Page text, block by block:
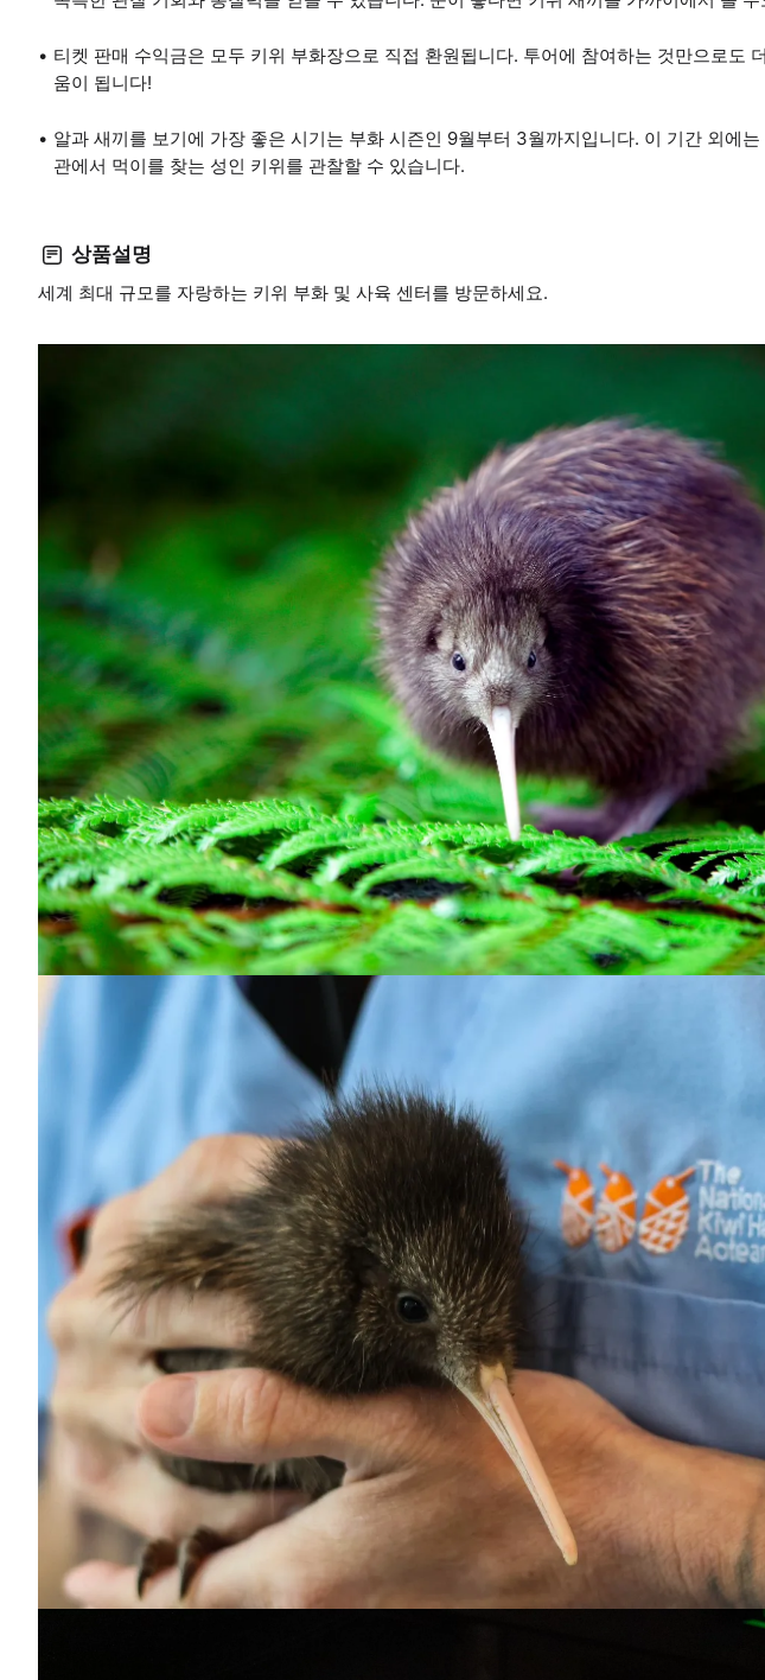
티켓 판매 수익금은 모두 키위 부화장으로 직접 환원됩니다. 투어에 참여하는 것만으로도
움이 됩니다!
알과 새끼를 보기에 가장 좋은 시기는 부화 시즌인 9월부터 3월까지입니다. 이 기간 외에
관에서 먹이를 찾는 성인 키위를 관찰할 수 있습니다.
상품설명
세계 최대 규모를 자랑하는 키위 부화 및 사육 센터를 방문하세요.